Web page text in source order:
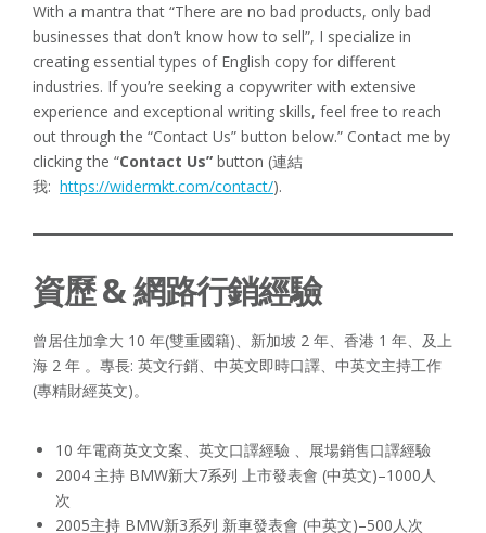
With a mantra that “There are no bad products, only bad
businesses that don’t know how to sell”, I specialize in
creating essential types of English copy for different
industries. If you’re seeking a copywriter with extensive
experience and exceptional writing skills, feel free to reach
out through the “Contact Us” button below.” Contact me by
clicking the “Contact Us” button (連結
我: https://widermkt.com/contact/).
資歷 & 網路行銷經驗
曾居住加拿大 10 年(雙重國籍)、新加坡 2 年、香港 1 年、及上
海 2 年 。專長: 英文行銷、中英文即時口譯、中英文主持工作
(專精財經英文)。
10 年電商英文文案、英文口譯經驗 、展場銷售口譯經驗
2004 主持 BMW新大7系列 上市發表會 (中英文)–1000人
次
2005主持 BMW新3系列 新車發表會 (中英文)–500人次